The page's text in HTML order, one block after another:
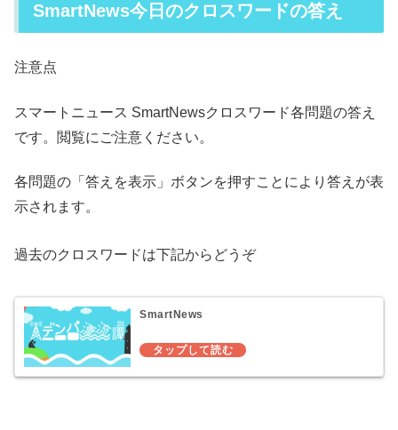
SmartNews今日のクロスワードの答え
注意点
スマートニュース SmartNewsクロスワード各問題の答え
です。閲覧にご注意ください。
各問題の「答えを表示」ボタンを押すことにより答えが表
示されます。
過去のクロスワードは下記からどうぞ
SmartNews